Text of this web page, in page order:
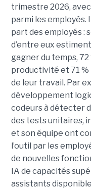
trimestre 2026,
parmi les employés.
part des employés :
d’entre eux
gagner du temps,
productivité et 71 %
de leur travail. Par
développement
codeurs à détecter
des tests unitaires,
et son équipe ont
l’outil par les
de nouvelles
IA de capacités
assistants